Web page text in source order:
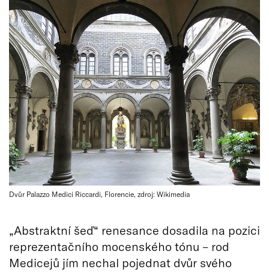
Dvůr Palazzo Medici Riccardi, Florencie, zdroj: Wikimedia
„Abstraktní šeď“ renesance dosadila na pozici
reprezentačního mocenského tónu – rod
Medicejů jím nechal pojednat dvůr svého